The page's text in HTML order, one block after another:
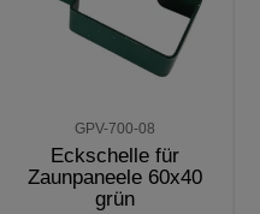
GPV-700-08
Eckschelle für
Zaunpaneele 60x40
grün